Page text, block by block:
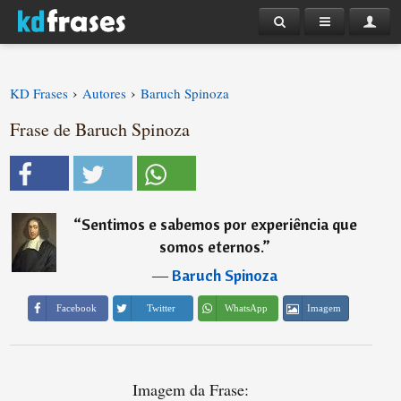
KD Frases › Autores › Baruch Spinoza
Frase de Baruch Spinoza
“Sentimos e sabemos por experiência que
somos eternos.”
―Baruch Spinoza
Facebook Twitter WhatsApp Imagem
Imagem da Frase: